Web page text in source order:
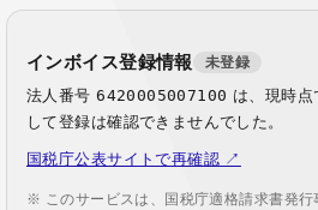
インボイス登録情報 未登録
法人番号6420005007100 は、現時点
して登録は確認できませんでした。
国税庁公表サイトで再確認 ↗
※ このサービスは、国税庁適格請求書発行